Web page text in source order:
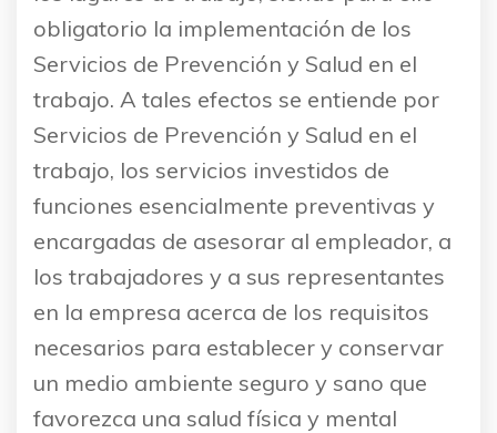
obligatorio la implementación de los
Servicios de Prevención y Salud en el
trabajo. A tales efectos se entiende por
Servicios de Prevención y Salud en el
trabajo, los servicios investidos de
funciones esencialmente preventivas y
encargadas de asesorar al empleador, a
los trabajadores y a sus representantes
en la empresa acerca de los requisitos
necesarios para establecer y conservar
un medio ambiente seguro y sano que
favorezca una salud física y mental